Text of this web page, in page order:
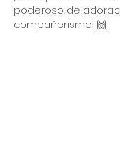
poderoso de
compañerismo! 🙌